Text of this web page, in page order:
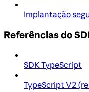
Implantação
Referências do
SDK TypeScript
TypeScript V2